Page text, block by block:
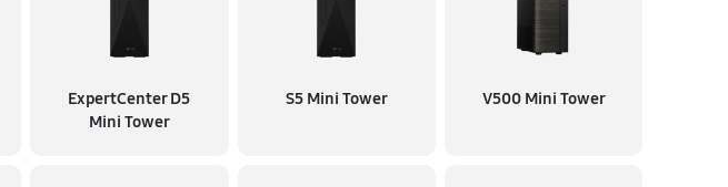
ExpertCenter D5
Mini Tower
S5 Mini Tower V500 Mini Tower